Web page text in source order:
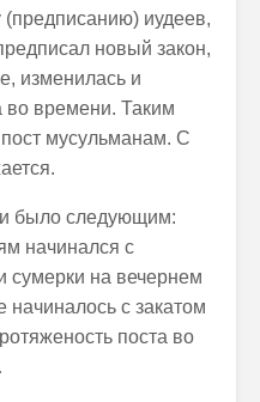
иудеев,
новый закон,
изменилась и
во времени. Таким
мусульманам. С
было следующим:
начинался с
сумерки на вечернем
начиналось с закатом
поста во